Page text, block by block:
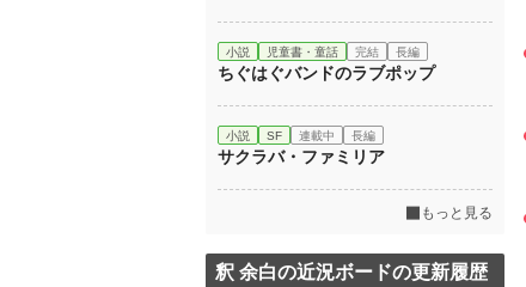
小説 児童書・童話 完結 長編
ちぐはぐバンドのラブポップ
小説 SF 連載中 長編
サクラバ・ファミリア
もっと見る
釈 余白の近況ボードの更新履歴